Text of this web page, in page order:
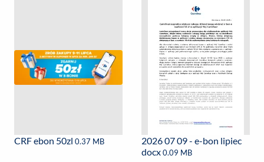
CRF ebon 50zl 0.37 MB
2026 07 09 - e-bon lipiec
docx0.09 MB